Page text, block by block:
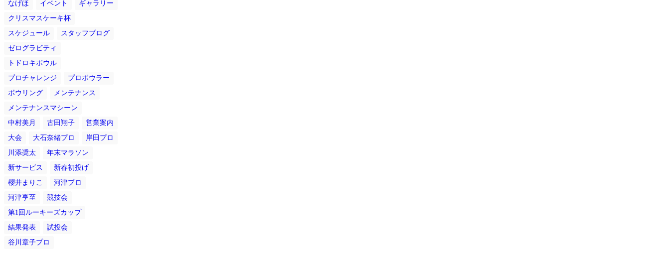
なげほ
イベント
ギャラリー
クリスマスケーキ杯
スケジュール
スタッフブログ
ゼログラビティ
トドロキボウル
プロチャレンジ
プロボウラー
ボウリング
メンテナンス
メンテナンスマシーン
中村美月
古田翔子
営業案内
大会
大石奈緒プロ
岸田プロ
川添奨太
年末マラソン
新サービス
新春初投げ
櫻井まりこ
河津プロ
河津亨至
競技会
第1回ルーキーズカップ
結果発表
試投会
谷川章子プロ